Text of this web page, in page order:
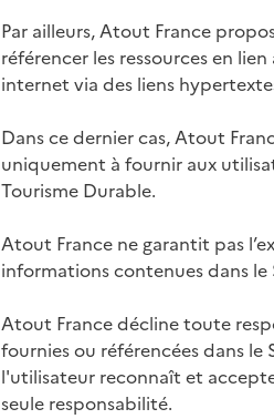
Par ailleurs, Atout France
référencer les ressources en
internet via des liens
Dans ce dernier cas, Atout
uniquement à fournir aux
Tourisme Durable.
Atout France ne garantit pas
informations contenues dans le
Atout France décline toute
fournies ou référencées dans
l'utilisateur reconnaît et
seule responsabilité.